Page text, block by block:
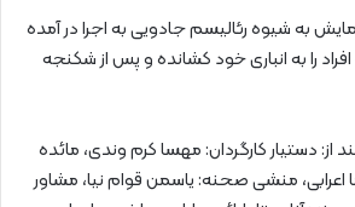
به شیوه رئالیسم جادویی به اجرا در آمده
را به انباری خود کشانده و پس از شکنجه
از: دستیار کارگردان: مهسا کرم وندی، مائده
اعرابی، منشی صحنه: یاسمن قوام نیا، مشاور